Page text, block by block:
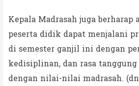
Kepala Madrasah juga berharap
peserta didik dapat menjalani
di semester ganjil ini dengan
kedisiplinan, dan rasa tanggung
dengan nilai-nilai madrasah.